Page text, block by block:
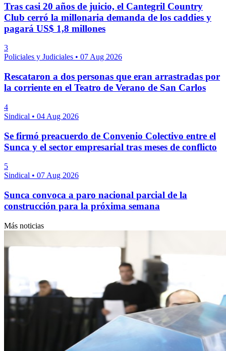
Tras casi 20 años de juicio, el Cantegril Country
Club cerró la millonaria demanda de los caddies y
pagará US$ 1,8 millones
3
Policiales y Judiciales • 07 Aug 2026
Rescataron a dos personas que eran arrastradas por
la corriente en el Teatro de Verano de San Carlos
4
Sindical • 04 Aug 2026
Se firmó preacuerdo de Convenio Colectivo entre el
Sunca y el sector empresarial tras meses de conflicto
5
Sindical • 07 Aug 2026
Sunca convoca a paro nacional parcial de la
construcción para la próxima semana
Más noticias